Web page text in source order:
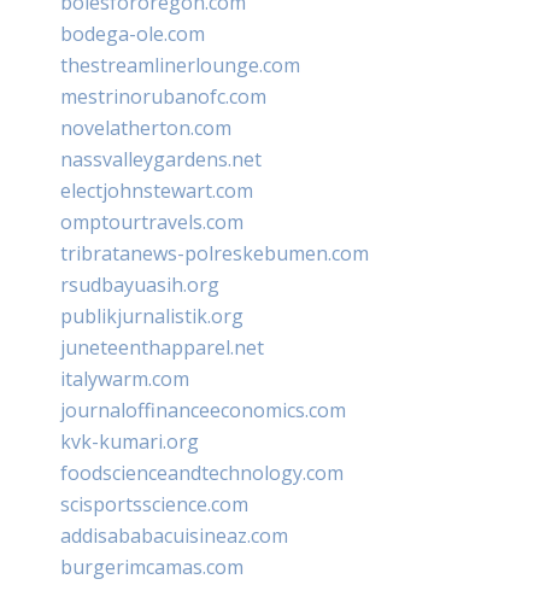
bodega-ole.com
thestreamlinerlounge.com
mestrinorubanofc.com
novelatherton.com
nassvalleygardens.net
electjohnstewart.com
omptourtravels.com
tribratanews-polreskebumen.com
rsudbayuasih.org
publikjurnalistik.org
juneteenthapparel.net
italywarm.com
journaloffinanceeconomics.com
kvk-kumari.org
foodscienceandtechnology.com
scisportsscience.com
addisababacuisineaz.com
burgerimcamas.com